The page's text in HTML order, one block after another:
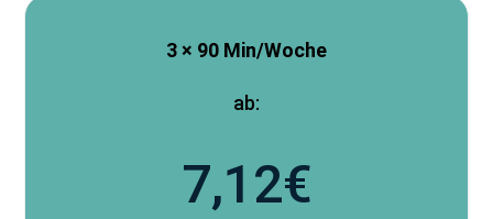
3 × 90 Min/Woche
ab:
7,12€